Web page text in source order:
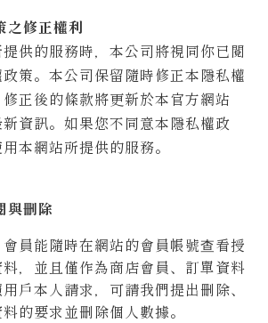
之修正權利
供的服務時，本公司將視同你已閱
策。本公司保留隨時修正本隱私權
正後的條款將更新於本官方網站
新資訊。如果您不同意本隱私權政
本網站所提供的服務。
與刪除
員能隨時在網站的會員帳號查看授
，並且僅作為商店會員、訂單資料
戶本人請求，可請我們提出刪除、
的要求並刪除個人數據。